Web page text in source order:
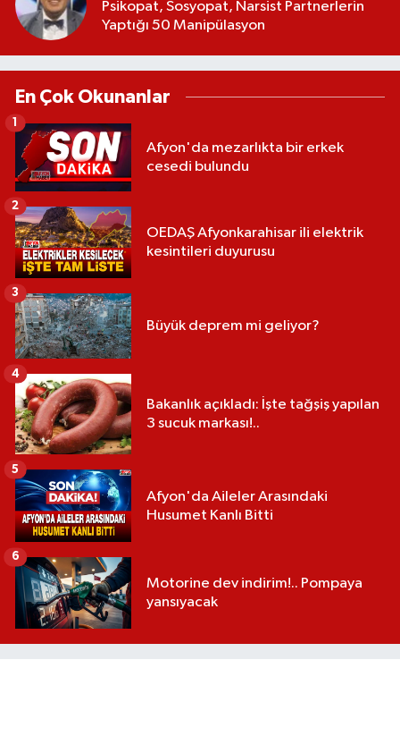
Psikopat, Sosyopat, Narsist Partnerlerin
Yaptığı 50 Manipülasyon
En Çok Okunanlar
Afyon'da mezarlıkta bir erkek
cesedi bulundu
1
OEDAŞ Afyonkarahisar ili elektrik
kesintileri duyurusu
2
Büyük deprem mi geliyor?
3
Bakanlık açıkladı: İşte tağşiş yapılan
3 sucuk markası!..
4
Afyon'da Aileler Arasındaki
Husumet Kanlı Bitti
5
Motorine dev indirim!.. Pompaya
yansıyacak
6